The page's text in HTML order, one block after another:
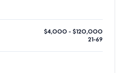
$4,000 - $120,000
21-69